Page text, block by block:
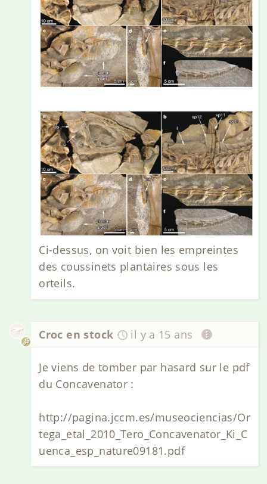
Ci-dessus, on voit bien les empreintes
des coussinets plantaires sous les
orteils.
Croc en stock il y a 15 ans
Je viens de tomber par hasard sur le pdf
du Concavenator :
http://pagina.jccm.es/museociencias/Or
tega_etal_2010_Tero_Concavenator_Ki_C
uenca_esp_nature09181.pdf